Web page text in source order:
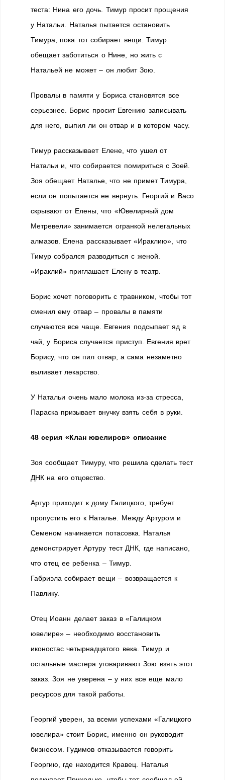
теста: Нина его дочь. Тимур просит прощения
у Натальи. Наталья пытается остановить
Тимура, пока тот собирает вещи. Тимур
обещает заботиться о Нине, но жить с
Натальей не может – он любит Зою.
Провалы в памяти у Бориса становятся все
серьезнее. Борис просит Евгению записывать
для него, выпил ли он отвар и в котором часу.
Тимур рассказывает Елене, что ушел от
Натальи и, что собирается помириться с Зоей.
Зоя обещает Наталье, что не примет Тимура,
если он попытается ее вернуть. Георгий и Васо
скрывают от Елены, что «Ювелирный дом
Метревели» занимается огранкой нелегальных
алмазов. Елена рассказывает «Ираклию», что
Тимур собрался разводиться с женой.
«Ираклий» приглашает Елену в театр.
Борис хочет поговорить с травником, чтобы тот
сменил ему отвар – провалы в памяти
случаются все чаще. Евгения подсыпает яд в
чай, у Бориса случается приступ. Евгения врет
Борису, что он пил отвар, а сама незаметно
выливает лекарство.
У Натальи очень мало молока из-за стресса,
Параска призывает внучку взять себя в руки.
48 серия «Клан ювелиров» описание
Зоя сообщает Тимуру, что решила сделать тест
ДНК на его отцовство.
Артур приходит к дому Галицкого, требует
пропустить его к Наталье. Между Артуром и
Семеном начинается потасовка. Наталья
демонстрирует Артуру тест ДНК, где написано,
что отец ее ребенка – Тимур.
Габриэла собирает вещи – возвращается к
Павлику.
Отец Иоанн делает заказ в «Галицком
ювелире» – необходимо восстановить
иконостас четырнадцатого века. Тимур и
остальные мастера уговаривают Зою взять этот
заказ. Зоя не уверена – у них все еще мало
ресурсов для такой работы.
Георгий уверен, за всеми успехами «Галицкого
ювелира» стоит Борис, именно он руководит
бизнесом. Гудимов отказывается говорить
Георгию, где находится Кравец. Наталья